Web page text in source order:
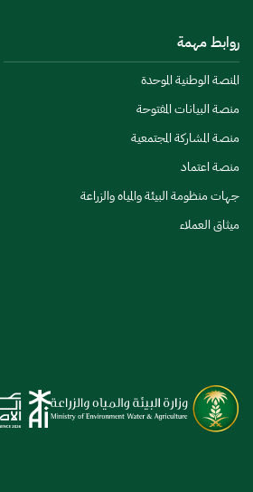
روابط مهمة
المنصة الوطنية الموحدة
منصة البيانات المفتوحة
منصة المشاركة المجتمعية
منصة اعتماد
جهات منظومة البيئة والمياه والزراعة
ميثاق العملاء